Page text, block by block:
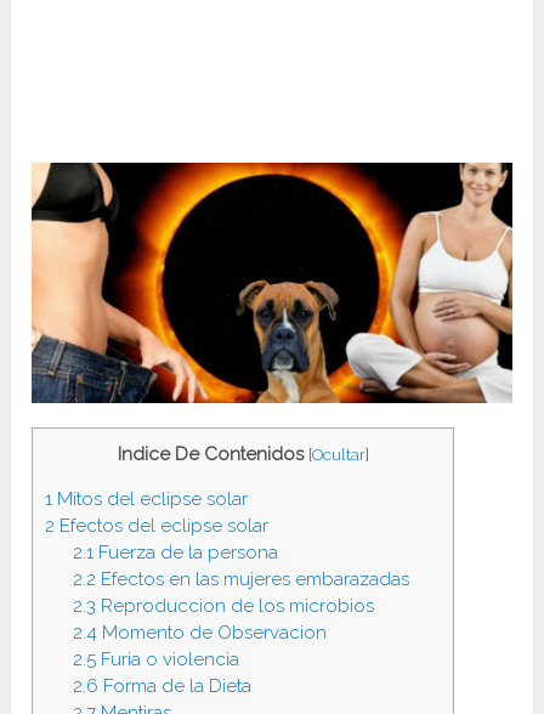
Indice De Contenidos [Ocultar]
1 Mitos del eclipse solar
2 Efectos del eclipse solar
2.1Fuerza de la persona
2.2 Efectos en las mujeres embarazadas
2.3 Reproduccion de los microbios
2.4Momento de Observacion
2.5Furia o violencia
2.6 Forma de la Dieta